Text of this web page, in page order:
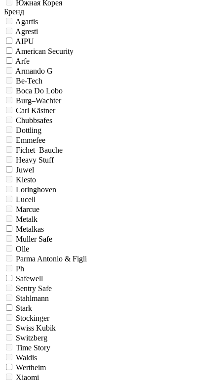
Южная Корея
Бренд
Agartis
Agresti
AIPU
American Security
Arfe
Armando G
Be-Tech
Boca Do Lobo
Burg–Wachter
Carl Kästner
Chubbsafes
Dottling
Emmefee
Fichet–Bauche
Heavy Stuff
Juwel
Klesto
Loringhoven
Lucell
Marcue
Metalk
Metalkas
Muller Safe
Olle
Parma Antonio & Figli
Ph
Safewell
Sentry Safe
Stahlmann
Stark
Stockinger
Swiss Kubik
Switzberg
Time Story
Waldis
Wertheim
Xiaomi